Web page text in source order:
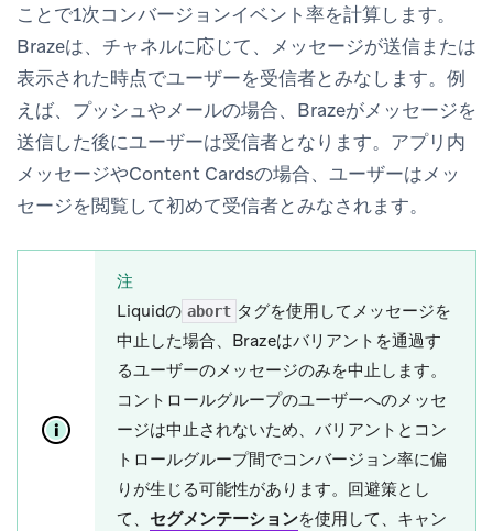
ことで1次コンバージョンイベント率を計算します。
Brazeは、チャネルに応じて、メッセージが送信または
表示された時点でユーザーを受信者とみなします。例
えば、プッシュやメールの場合、Brazeがメッセージを
送信した後にユーザーは受信者となります。アプリ内
メッセージやContent Cardsの場合、ユーザーはメッ
セージを閲覧して初めて受信者とみなされます。
注
Liquidの abort タグを使用してメッセージを
中止した場合、Brazeはバリアントを通過す
るユーザーのメッセージのみを中止します。
コントロールグループのユーザーへのメッセ
ージは中止されないため、バリアントとコン
トロールグループ間でコンバージョン率に偏
りが生じる可能性があります。回避策とし
て、 セグメンテーションを使用して、キャン